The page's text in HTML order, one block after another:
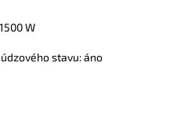
W
stavu: áno